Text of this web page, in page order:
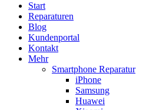
Start
Reparaturen
Blog
Kundenportal
Kontakt
Mehr
Smartphone Reparatur
iPhone
Samsung
Huawei